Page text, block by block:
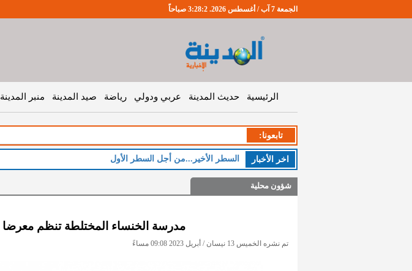
الجمعة 7 آب / أغسطس 2026. 3:28:2 صباحاً
الرئيسية حديث المدينة عربي ودولي رياضة صيد المدينة منبر المدينة
تابعونا:
اخر اﻷخبار السطر الأخير...من أجل السطر الأول
شؤون محلية
مدرسة الخنساء المختلطة تنظم معرضا
تم نشره الخميس 13 نيسان / أبريل 2023 09:08 مساءً